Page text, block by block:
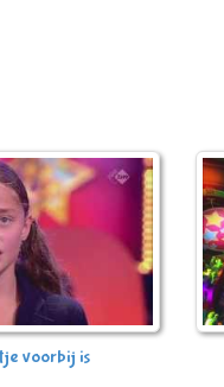
voorbij is